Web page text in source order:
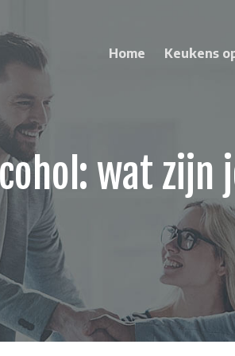
Home Keukens
wat zijn